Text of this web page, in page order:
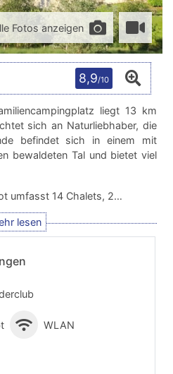
WLAN
Fotos anzeigen
8,9/10
liegt 13 km
sich an Naturliebhaber, die
befindet sich in einem mit
bewaldeten Tal und bietet viel
umfasst 14 Chalets, 2…